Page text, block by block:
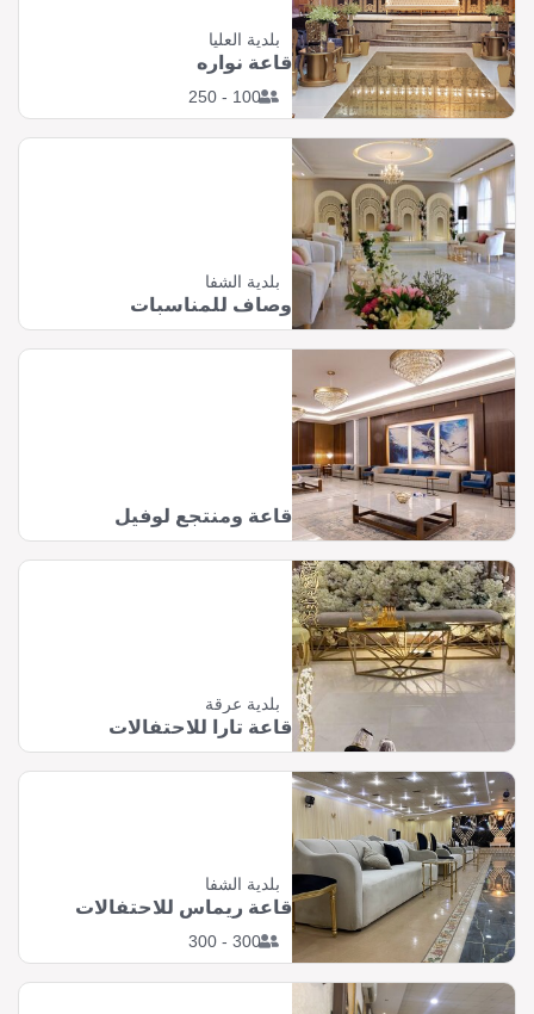
بلدية العليا
100 - 250
قاعة نواره
بلدية الشفا
وصاف للمناسبات
قاعة ومنتجع لوفيل
بلدية عرقة
قاعة تارا للاحتفالات
بلدية الشفا
300 - 300
قاعة ريماس للاحتفالات